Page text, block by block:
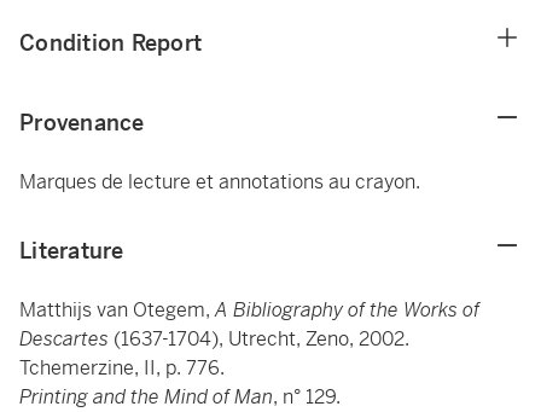
Condition Report
Provenance
Marques de lecture et annotations au crayon.
Literature
Matthijs van Otegem,A Bibliography of the Works of
Descartes (1637-1704), Utrecht, Zeno, 2002.
Tchemerzine, II, p. 776.
Printing and the Mind of Man, n° 129.